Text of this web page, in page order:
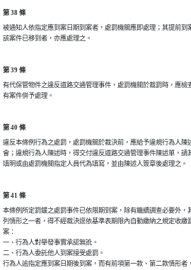
第 38 條
被通知人依指定應到案日期到案者，處罰機關應即處理；其提前到
該案件已移到者，亦應處理之。
第 39 條
有代保管物件之違反道路交通管理事件，處罰機關於裁罰時，應檢
有案件併予處理。
第 40 條
違反本條例行為之處罰，處罰機關於裁決前，應給予違規行為人陳
會；違規行為人陳述時，得交付違反道路交通管理事件陳述單，請
填明或由處罰機關指定人員代為填寫，並由陳述人簽章後處理之。
第 41 條
本條例所定罰鍰之處罰事件已依限期到案，除有繼續調查必要外，
列情形之一者，得不經裁決逕依基準表期限內自動繳納之規定收繳
案：
一、行為人對舉發事實承認無訛。
二、行為人委託他人到案接受處罰。
行為人逾指定應到案日期後到案，而有前項第一款、第二款情形者